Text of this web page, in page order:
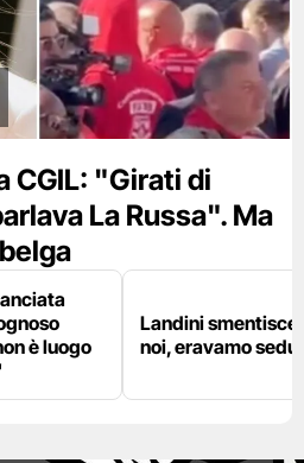
CGIL: "Girati di
La Russa". Ma
è luogo
Landini
noi, eravamo